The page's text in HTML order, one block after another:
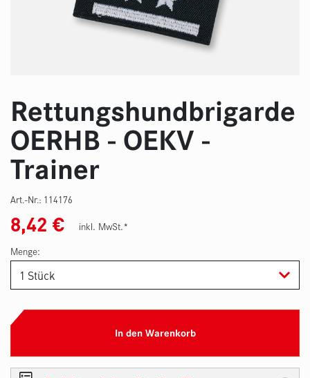
Rettungshundbrigarde
OERHB - OEKV -
Trainer
Art.-Nr.: 114176
8,42 €
inkl. MwSt.*
Menge:
In den Warenkorb